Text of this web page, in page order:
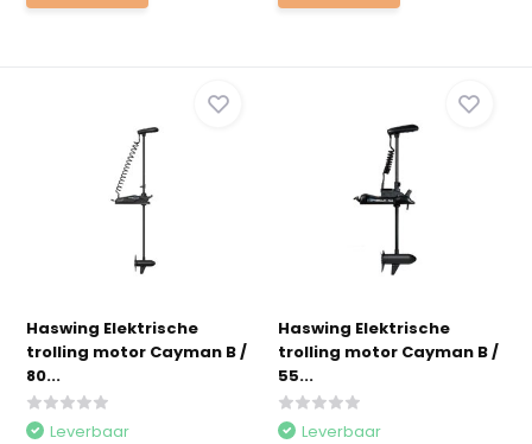
Haswing Elektrische
trolling motor Cayman B /
80...
Leverbaar
Haswing Elektrische
trolling motor Cayman B /
55...
Leverbaar